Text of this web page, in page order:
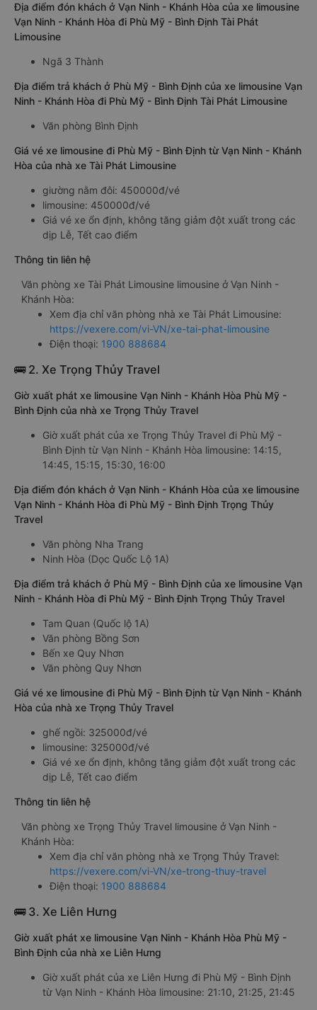
Địa điểm đón khách ở Vạn Ninh - Khánh Hòa của xe limousine
Vạn Ninh - Khánh Hòa đi Phù Mỹ - Bình Định Tài Phát
Limousine
Ngã 3 Thành
Địa điểm trả khách ở Phù Mỹ - Bình Định của xe limousine Vạn
Ninh - Khánh Hòa đi Phù Mỹ - Bình Định Tài Phát Limousine
Văn phòng Bình Định
Giá vé xe limousine đi Phù Mỹ - Bình Định từ Vạn Ninh - Khánh
Hòa của nhà xe Tài Phát Limousine
giường nằm đôi: 450000đ/vé
limousine: 450000đ/vé
Giá vé xe ổn định, không tăng giảm đột xuất trong các
dịp Lễ, Tết cao điểm
Thông tin liên hệ
Văn phòng xe Tài Phát Limousine limousine ở Vạn Ninh -
Khánh Hòa:
Xem địa chỉ văn phòng nhà xe Tài Phát Limousine:
https://vexere.com/vi-VN/xe-tai-phat-limousine
Điện thoại: 1900 888684
🚌 2. Xe Trọng Thủy Travel
Giờ xuất phát xe limousine Vạn Ninh - Khánh Hòa Phù Mỹ -
Bình Định của nhà xe Trọng Thủy Travel
Giờ xuất phát của xe Trọng Thủy Travel đi Phù Mỹ -
Bình Định từ Vạn Ninh - Khánh Hòa limousine: 14:15,
14:45, 15:15, 15:30, 16:00
Địa điểm đón khách ở Vạn Ninh - Khánh Hòa của xe limousine
Vạn Ninh - Khánh Hòa đi Phù Mỹ - Bình Định Trọng Thủy
Travel
Văn phòng Nha Trang
Ninh Hòa (Dọc Quốc Lộ 1A)
Địa điểm trả khách ở Phù Mỹ - Bình Định của xe limousine Vạn
Ninh - Khánh Hòa đi Phù Mỹ - Bình Định Trọng Thủy Travel
Tam Quan (Quốc lộ 1A)
Văn phòng Bồng Sơn
Bến xe Quy Nhơn
Văn phòng Quy Nhơn
Giá vé xe limousine đi Phù Mỹ - Bình Định từ Vạn Ninh - Khánh
Hòa của nhà xe Trọng Thủy Travel
ghế ngồi: 325000đ/vé
limousine: 325000đ/vé
Giá vé xe ổn định, không tăng giảm đột xuất trong các
dịp Lễ, Tết cao điểm
Thông tin liên hệ
Văn phòng xe Trọng Thủy Travel limousine ở Vạn Ninh -
Khánh Hòa:
Xem địa chỉ văn phòng nhà xe Trọng Thủy Travel:
https://vexere.com/vi-VN/xe-trong-thuy-travel
Điện thoại: 1900 888684
🚌 3. Xe Liên Hưng
Giờ xuất phát xe limousine Vạn Ninh - Khánh Hòa Phù Mỹ -
Bình Định của nhà xe Liên Hưng
Giờ xuất phát của xe Liên Hưng đi Phù Mỹ - Bình Định
từ Vạn Ninh - Khánh Hòa limousine: 21:10, 21:25, 21:45